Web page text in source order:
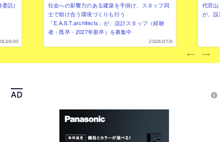
委託)
社会への影響力のある建築を手掛け、スタッフ同
士で助け合う環境づくりも行う
「E.A.S.T.architects」が、設計スタッフ（経験
者・既卒・2027年新卒）を募集中
2026.07.31
代官
が、